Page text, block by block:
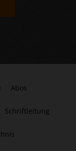
Abos
Schriftleitung